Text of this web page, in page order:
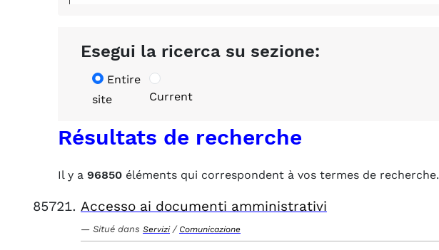
Esegui la ricerca su sezione:
Entire
site
Current
Résultats de recherche
Il y a 96850 éléments qui correspondent à vos termes de recherche.
Accesso ai documenti amministrativi
Situé dans Servizi / Comunicazione